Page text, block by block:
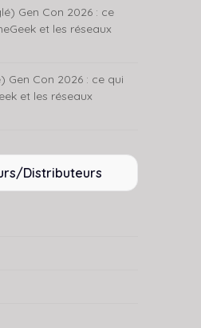
Gen Con 2026 : ce
et les réseaux
Gen Con 2026 : ce qui
et les réseaux
Distributeurs